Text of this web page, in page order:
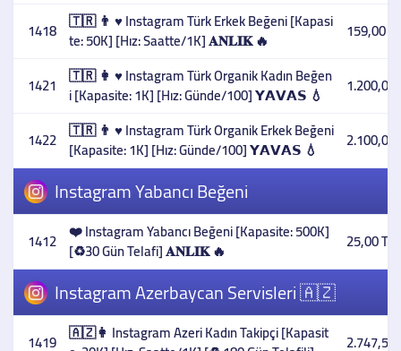
1418 🇹🇷 👨 ♥️ Instagram Türk Erkek Beğeni [Kapasi
te: 50K] [Hız: Saatte/1K] 𝐀𝐍𝐋𝐈𝐊 🔥 159,00 TL
1421 🇹🇷 👩 ♥️ Instagram Türk Organik Kadın Beğen
i [Kapasite: 1K] [Hız: Günde/100] 𝗬𝗔𝗩𝗔𝗦 💧 1.200,00
1422 🇹🇷 👨 ♥️ Instagram Türk Organik Erkek Beğeni
[Kapasite: 1K] [Hız: Günde/100] 𝗬𝗔𝗩𝗔𝗦 💧 2.100,00
Instagram Yabancı Beğeni
1412 ❤️ Instagram Yabancı Beğeni [Kapasite: 500K]
[♻️30 Gün Telafi] 𝐀𝐍𝐋𝐈𝐊 🔥 25,00 TL
Instagram Azerbaycan Servisleri 🇦🇿
1419 🇦🇿👩 Instagram Azeri Kadın Takipçi [Kapasit 2.747,54